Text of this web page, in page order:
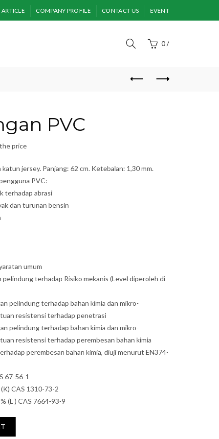
ARTICLE COMPANY PROFILE CONTACT US EVENT
0/
PVC
price
katun jersey. Panjang: 62 cm. Ketebalan: 1,30 mm.
PVC:
terhadap abrasi
dan turunan bensin
umum
terhadap Risiko mekanis (Level diperoleh di
pelindung terhadap bahan kimia dan mikro-
resistensi terhadap penetrasi
pelindung terhadap bahan kimia dan mikro-
resistensi terhadap perembesan bahan kimia
perembesan bahan kimia, diuji menurut EN374-
67-56-1
CAS 1310-73-2
(L ) CAS 7664-93-9